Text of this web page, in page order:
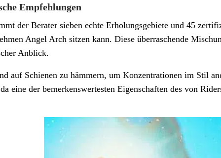
Empfehlungen
der Berater sieben echte Erholungsgebiete und 45
Angel Arch sitzen kann. Diese überraschende
Anblick.
auf Schienen zu hämmern, um Konzentrationen im Stil
eine der bemerkenswertesten Eigenschaften des von